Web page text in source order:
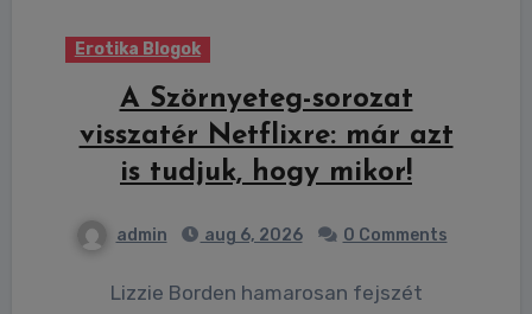
Erotika Blogok
A Szörnyeteg-sorozat
visszatér Netflixre: már azt
is tudjuk, hogy mikor!
admin aug 6, 2026 0 Comments
Lizzie Borden hamarosan fejszét